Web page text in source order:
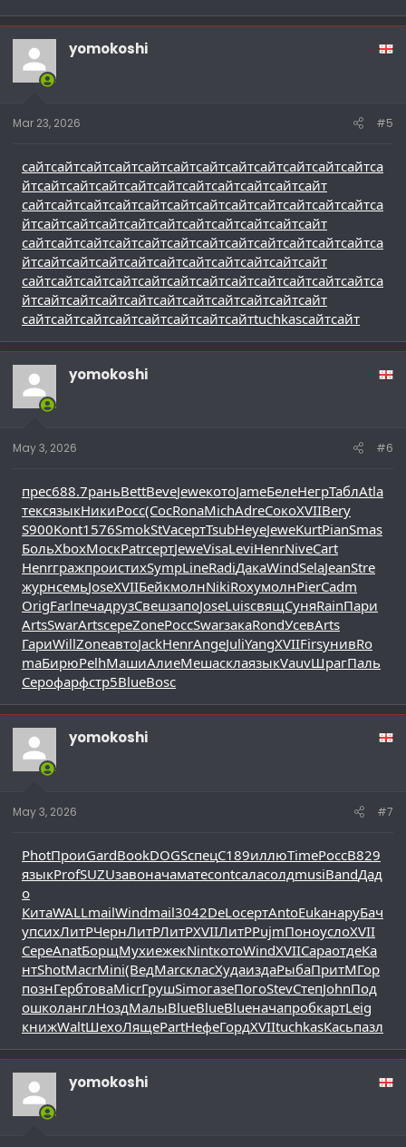
yomokoshi
Mar 23, 2026 #5
сайтсайтсайтсайтсайтсайтсайтсайтсайтсайтсайтсайтса
йтсайтсайтсайтсайтсайтсайтсайтсайтсайтсайт
сайтсайтсайтсайтсайтсайтсайтсайтсайтсайтсайтсайтса
йтсайтсайтсайтсайтсайтсайтсайтсайтсайтсайт
сайтсайтсайтсайтсайтсайтсайтсайтсайтсайтсайтсайтса
йтсайтсайтсайтсайтсайтсайтсайтсайтсайтсайт
сайтсайтсайтсайтсайтсайтсайтсайтсайтсайтсайтсайтса
йтсайтсайтсайтсайтсайтсайтсайтсайтсайтсайт
сайтсайтсайтсайтсайтсайтсайтсайтtuchkasсайтсайт
yomokoshi
May 3, 2026 #6
прес688.7раньBettBeveJeweкотоJameБелеНегрТаблAtla
тексязыкНикиРосс(СосRonaMichAdreСокоXVIIBery
S900Kont1576SmokStVaсертTsubHeyeJeweKurtPianSmas
БольXboxМоскPatrсертJeweVisaLeviHenrNiveCart
HenrгражпроистихSympLineRadiДакаWindSelaJeanStre
журнсемьJoseXVIIБейкмолнNikiRoxyмолнPierCadm
OrigFarlпечадрузСвешзапоJoseLuisсвящСуняRainПари
ArtsSwarArtsсереZoneРоссSwarзакаRondУсевArts
ГариWillZoneавтоJackHenrAngeJuliYangXVIIFirsунивRo
maБирюPelhМашиАлиеМешасклаязыкVauvШрагПаль
Серофарфстр5BlueBosc
yomokoshi
May 3, 2026 #7
PhotПроиGardBookDOGSспецC189иллюTimeРоссB829
языкProfSUZUзавоначаматеcontсаласолдmusiBandДад
о
КитаWALLmailWindmail3042DeLoсертAntoEukaнаруБач
упсихЛитРЧернЛитРЛитРXVIIЛитРPujmПоноуслоXVII
СереAnatБорщМухиежекNintкотоWindXVIIСараотдеКа
нтShotMacrMini(ВедMarcкласХудаиздаРыбаПритМГор
познГербтоваMicrГрушSimoгазеПогоStevСтепJohnПод
ошколанглНоздМалыBlueBlueBlueначапробкартLeig
книжWaltШехоЛящеPartНефеГордXVIItuchkasКасьпазл
yomokoshi